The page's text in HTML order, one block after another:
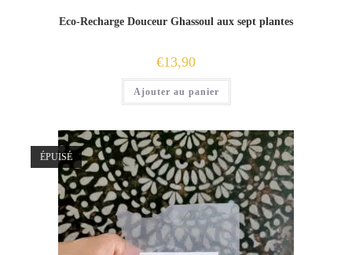
Eco-Recharge Douceur Ghassoul aux sept plantes
€13,90
Ajouter au panier
ÉPUISÉ